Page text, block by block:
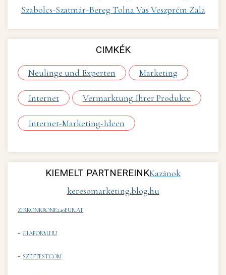
Szabolcs-Szatmár-Bereg TolnaVas Veszprém Zala
CIMKÉK
Neulinge und Experten Marketing
Internet Vermarktung Ihrer Produkte
Internet-Marketing-Ideen
KIEMELT PARTNEREINKKazánok
keresomarketing.blog.hu
ZIRKONKRONE240EUR.AT
- GIAFORM.HU
- SZEPTEST.COM